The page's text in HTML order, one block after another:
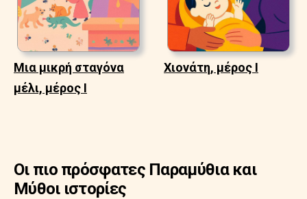
Μια μικρή σταγόνα
μέλι, μέρος Ι
Χιονάτη, μέρος Ι
Οι πιο πρόσφατες Παραμύθια και
Μύθοι ιστορίες